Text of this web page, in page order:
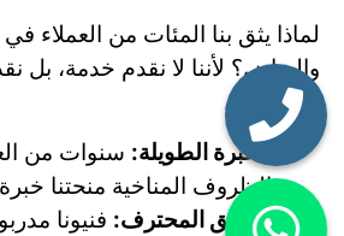
لماذا يثق بنا المئات من العملاء
والرياض؟ لأننا لا نقدم خدمة، بل
وراحة بال.
الخبرة الطويلة: سنوات من
الظروف المناخية منحتنا
الفريق المحترف: فنيونا